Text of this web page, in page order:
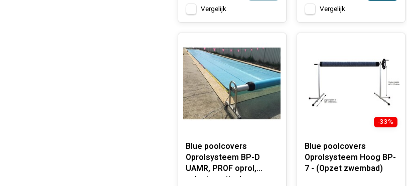
Vergelijk Vergelijk
Blue poolcovers
Oprolsysteem BP-D
UAMR, PROF oprol,
volautomatisch
-33%
Blue poolcovers
Oprolsysteem Hoog BP-
7 - (Opzet zwembad)